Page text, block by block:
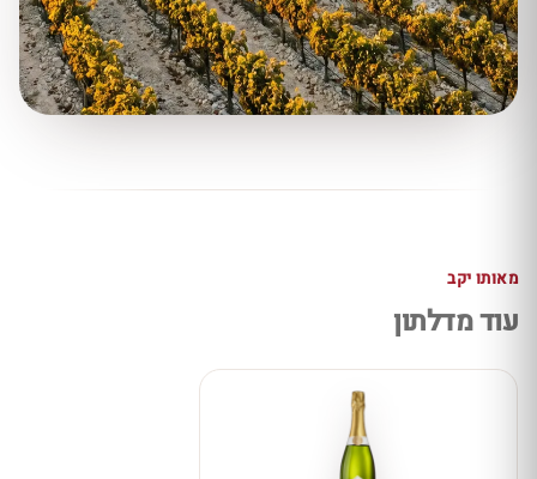
מאותו יקב
עוד מדלתון